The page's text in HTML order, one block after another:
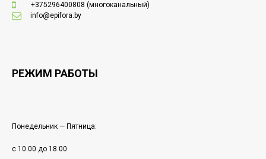
+375296400808 (многоканальный)
info@epifora.by
РЕЖИМ РАБОТЫ
Понедельник — Пятница:
с 10.00 до 18.00